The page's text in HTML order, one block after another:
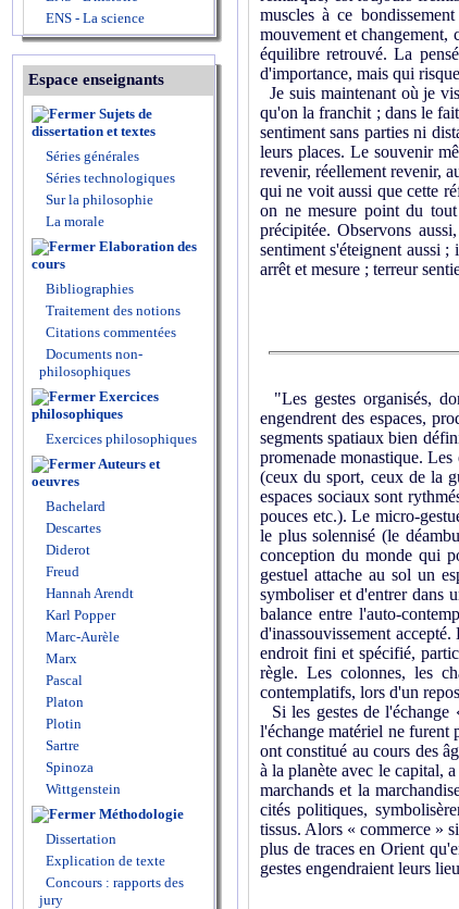
ENS - La science
Espace enseignants
Sujets de
dissertation et textes
Séries générales
Séries technologiques
Sur la philosophie
La morale
Elaboration des
cours
Bibliographies
Traitement des notions
Citations commentées
Documents non-
philosophiques
Exercices
philosophiques
Exercices philosophiques
Auteurs et
oeuvres
Bachelard
Descartes
Diderot
Freud
Hannah Arendt
Karl Popper
Marc-Aurèle
Marx
Pascal
Platon
Plotin
Sartre
Spinoza
Wittgenstein
Méthodologie
Dissertation
Explication de texte
Concours : rapports des
jury
muscles à ce
mouvement et changement,
équilibre retrouvé. La
d'importance, mais qui
Je suis maintenant où je
qu'on la franchit ; dans le
sentiment sans parties ni
leurs places. Le souvenir
revenir, réellement revenir,
qui ne voit aussi que cette
on ne mesure point du
précipitée. Observons
sentiment s'éteignent aussi
arrêt et mesure ; terreur
"Les gestes organisés,
engendrent des espaces,
segments spatiaux bien
promenade monastique.
(ceux du sport, ceux de la
espaces sociaux sont
pouces etc.). Le micro-
le plus solennisé (le
conception du monde qui
gestuel attache au sol un
symboliser et d'entrer dans
balance entre l'auto-
d'inassouvissement
endroit fini et spécifié,
règle. Les colonnes, les
contemplatifs, lors d'un
Si les gestes de l'échange
l'échange matériel ne furent
ont constitué au cours des
à la planète avec le capital,
marchands et la
cités politiques,
tissus. Alors « commerce »
plus de traces en Orient
gestes engendraient leurs